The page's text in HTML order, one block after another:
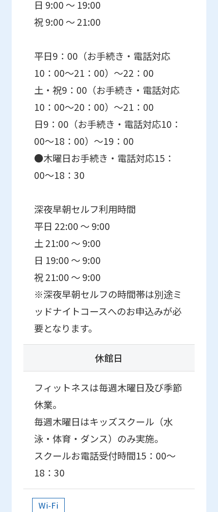
日 9:00 ～ 19:00
祝 9:00 ～ 21:00
平日9：00（お手続き・電話対応
10：00～21：00）～22：00
土・祝9：00（お手続き・電話対応
10：00～20：00）～21：00
日9：00（お手続き・電話対応10：
00～18：00）～19：00
●木曜日お手続き・電話対応15：
00～18：30
深夜早朝セルフ利用時間
平日 22:00 ～ 9:00
土 21:00 ～ 9:00
日 19:00 ～ 9:00
祝 21:00 ～ 9:00
※深夜早朝セルフの時間帯は別途ミ
ッドナイトコースへのお申込みが必
要となります。
休館日
フィットネスは毎週木曜日及び季節
休業。
毎週木曜日はキッズスクール（水
泳・体育・ダンス）のみ実施。
スクールお電話受付時間15：00～
18：30
Wi-Fi